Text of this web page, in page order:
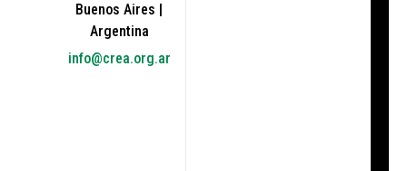
Buenos Aires |
Argentina
info@crea.org.ar